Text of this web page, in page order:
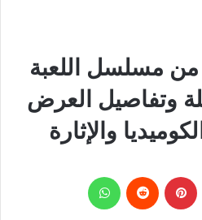
موعد الحلقة 14 من مسلسل اللعبة
وتفاصيل العرض
والإثارة
بينتيريست